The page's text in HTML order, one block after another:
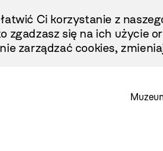
Ci korzystanie z
zgadzasz się na ich użycie
zarządzać cookies,